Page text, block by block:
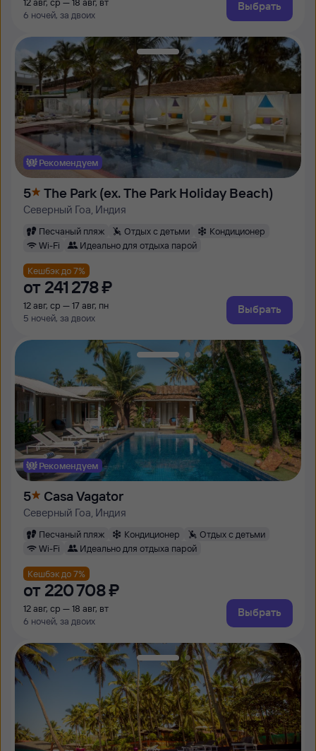
6 ночей, за двоих
Выбрать
Рекомендуем
5 The Park (ex. The Park Holiday Beach)
Северный Гоа, Индия
Песчаный пляж Отдых с детьми
Кондиционер
Wi-Fi
Идеально для отдыха парой
Кешбэк до 7%
от 241 ⁠278 ⁠₽
12 авг, ср — 17 авг, пн
5 ночей, за двоих
Выбрать
Рекомендуем
5 Casa Vagator
Северный Гоа, Индия
Песчаный пляж Кондиционер
Отдых с детьми
Wi-Fi
Идеально для отдыха парой
Кешбэк до 7%
от 220 ⁠708 ⁠₽
12 авг, ср — 18 авг, вт
6 ночей, за двоих
Выбрать